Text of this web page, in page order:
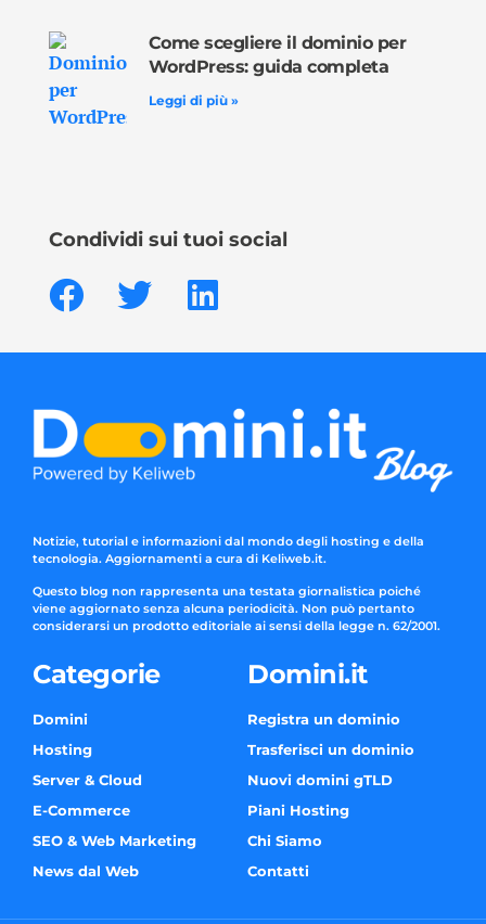
Come scegliere il dominio per
WordPress: guida completa
Leggi di più »
Condividi sui tuoi social
Notizie, tutorial e informazioni dal mondo degli hosting e della
tecnologia. Aggiornamenti a cura di Keliweb.it.
Questo blog non rappresenta una testata giornalistica poiché
viene aggiornato senza alcuna periodicità. Non può pertanto
considerarsi un prodotto editoriale ai sensi della legge n. 62/2001.
Categorie
Domini
Hosting
Server & Cloud
E-Commerce
SEO & Web Marketing
News dal Web
Domini.it
Registra un dominio
Trasferisci un dominio
Nuovi domini gTLD
Piani Hosting
Chi Siamo
Contatti